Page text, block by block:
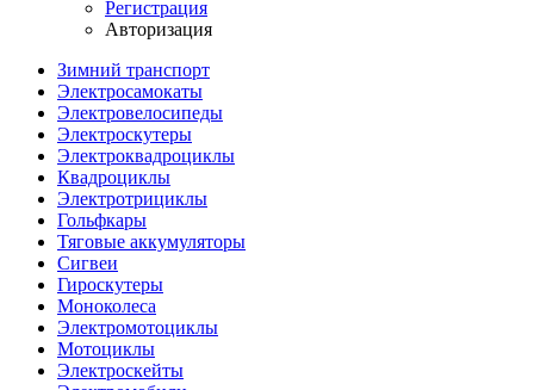
Регистрация
Авторизация
Зимний транспорт
Электросамокаты
Электровелосипеды
Электроскутеры
Электроквадроциклы
Квадроциклы
Электротрициклы
Гольфкары
Тяговые аккумуляторы
Сигвеи
Гироскутеры
Моноколеса
Электромотоциклы
Мотоциклы
Электроскейты